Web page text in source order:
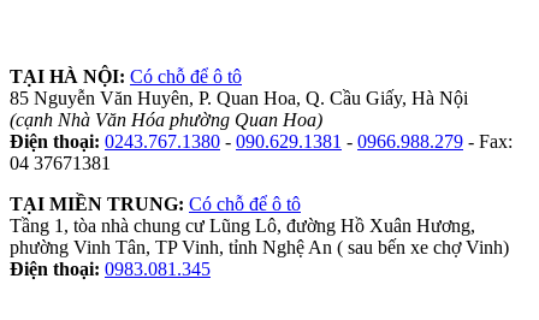
TẠI HÀ NỘI: Có chỗ để ô tô
85 Nguyễn Văn Huyên, P. Quan Hoa, Q. Cầu Giấy, Hà Nội
(cạnh Nhà Văn Hóa phường Quan Hoa)
Điện thoại: 0243.767.1380 - 090.629.1381 - 0966.988.279 - Fax:
04 37671381
TẠI MIỀN TRUNG: Có chỗ để ô tô
Tầng 1, tòa nhà chung cư Lũng Lô, đường Hồ Xuân Hương,
phường Vinh Tân, TP Vinh, tỉnh Nghệ An ( sau bến xe chợ Vinh)
Điện thoại: 0983.081.345